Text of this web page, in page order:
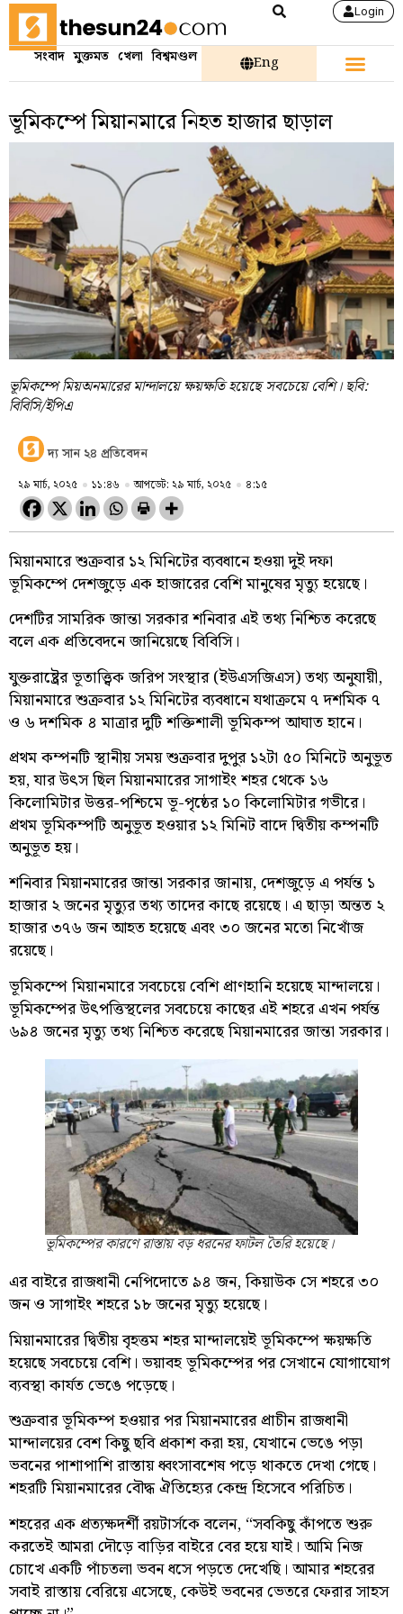
Login
সংবাদ মুক্তমত খেলা বিশ্বমণ্ডল Eng
ভূমিকম্পে মিয়ানমারে নিহত হাজার ছাড়াল
ভূমিকম্পে মিয়অনমারের মান্দালয়ে ক্ষয়ক্ষতি হয়েছে সবচেয়ে বেশি। ছবি:
বিবিসি/ইপিএ
দ্য সান ২৪ প্রতিবেদন
২৯ মার্চ, ২০২৫ ১১:৪৬ আপডেট: ২৯ মার্চ, ২০২৫ ৪:১৫
মিয়ানমারে শুক্রবার ১২ মিনিটের ব্যবধানে হওয়া দুই দফা
ভূমিকম্পে দেশজুড়ে এক হাজারের বেশি মানুষের মৃত্যু হয়েছে।
দেশটির সামরিক জান্তা সরকার শনিবার এই তথ্য নিশ্চিত করেছে
বলে এক প্রতিবেদনে জানিয়েছে বিবিসি।
যুক্তরাষ্ট্রের ভূতাত্ত্বিক জরিপ সংস্থার (ইউএসজিএস) তথ্য অনুযায়ী,
মিয়ানমারে শুক্রবার ১২ মিনিটের ব্যবধানে যথাক্রমে ৭ দশমিক ৭
ও ৬ দশমিক ৪ মাত্রার দুটি শক্তিশালী ভূমিকম্প আঘাত হানে।
প্রথম কম্পনটি স্থানীয় সময় শুক্রবার দুপুর ১২টা ৫০ মিনিটে অনুভূত
হয়, যার উৎস ছিল মিয়ানমারের সাগাইং শহর থেকে ১৬
কিলোমিটার উত্তর-পশ্চিমে ভূ-পৃষ্ঠের ১০ কিলোমিটার গভীরে।
প্রথম ভূমিকম্পটি অনুভূত হওয়ার ১২ মিনিট বাদে দ্বিতীয় কম্পনটি
অনুভূত হয়।
শনিবার মিয়ানমারের জান্তা সরকার জানায়, দেশজুড়ে এ পর্যন্ত ১
হাজার ২ জনের মৃত্যুর তথ্য তাদের কাছে রয়েছে। এ ছাড়া অন্তত ২
হাজার ৩৭৬ জন আহত হয়েছে এবং ৩০ জনের মতো নিখোঁজ
রয়েছে।
ভূমিকম্পে মিয়ানমারে সবচেয়ে বেশি প্রাণহানি হয়েছে মান্দালয়ে।
ভূমিকম্পের উৎপত্তিস্থলের সবচেয়ে কাছের এই শহরে এখন পর্যন্ত
৬৯৪ জনের মৃত্যু তথ্য নিশ্চিত করেছে মিয়ানমারের জান্তা সরকার।
ভূমিকম্পের কারণে রাস্তায় বড় ধরনের ফাটল তৈরি হয়েছে।
এর বাইরে রাজধানী নেপিদোতে ৯৪ জন, কিয়াউক সে শহরে ৩০
জন ও সাগাইং শহরে ১৮ জনের মৃত্যু হয়েছে।
মিয়ানমারের দ্বিতীয় বৃহত্তম শহর মান্দালয়েই ভূমিকম্পে ক্ষয়ক্ষতি
হয়েছে সবচেয়ে বেশি। ভয়াবহ ভূমিকম্পের পর সেখানে যোগাযোগ
ব্যবস্থা কার্যত ভেঙে পড়েছে।
শুক্রবার ভূমিকম্প হওয়ার পর মিয়ানমারের প্রাচীন রাজধানী
মান্দালয়ের বেশ কিছু ছবি প্রকাশ করা হয়, যেখানে ভেঙে পড়া
ভবনের পাশাপাশি রাস্তায় ধ্বংসাবশেষ পড়ে থাকতে দেখা গেছে।
শহরটি মিয়ানমারের বৌদ্ধ ঐতিহ্যের কেন্দ্র হিসেবে পরিচিত।
শহরের এক প্রত্যক্ষদর্শী রয়টার্সকে বলেন, “সবকিছু কাঁপতে শুরু
করতেই আমরা দৌড়ে বাড়ির বাইরে বের হয়ে যাই। আমি নিজ
চোখে একটি পাঁচতলা ভবন ধসে পড়তে দেখেছি। আমার শহরের
সবাই রাস্তায় বেরিয়ে এসেছে, কেউই ভবনের ভেতরে ফেরার সাহস